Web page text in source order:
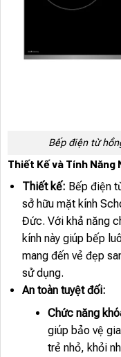
Bếp điện từ
Thiết Kế và Tính Năng
Thiết kế: Bếp điện
sở hữu mặt kính
Đức. Với khả năng
kính này giúp bếp
mang đến vẻ đẹp
sử dụng.
An toàn tuyệt đối:
Chức năng
giúp bảo vệ
trẻ nhỏ, khỏi